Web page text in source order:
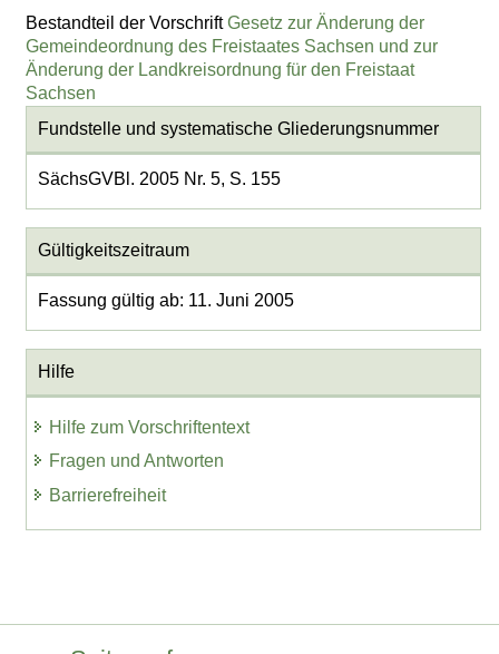
Bestandteil der VorschriftGesetz zur Änderung der
Gemeindeordnung des Freistaates Sachsen und zur
Änderung der Landkreisordnung für den Freistaat
Sachsen
Fundstelle und systematische Gliederungsnummer
SächsGVBl. 2005 Nr. 5, S. 155
Gültigkeitszeitraum
Fassung gültig ab: 11. Juni 2005
Hilfe
Hilfe zum Vorschriftentext
Fragen und Antworten
Barrierefreiheit